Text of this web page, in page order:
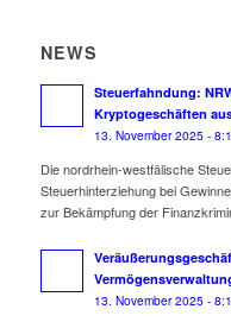
NEWS
Steuerfahndung:
Kryptogeschäften
13. November 2025 -
Die nordrhein-westfälische
Steuerhinterziehung bei
zur Bekämpfung der
13. November 2025 -